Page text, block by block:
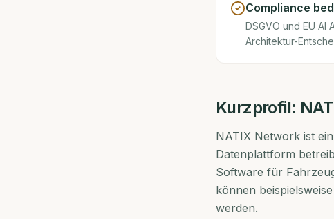
Compliance
DSGVO und EU
Architektur-
Kurzprofil:
NATIX Network ist
Datenplattform
Software für
können
werden.